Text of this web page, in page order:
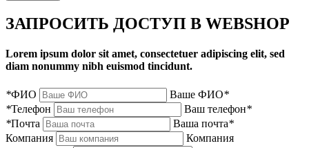
ЗАПРОСИТЬ ДОСТУП В WEBSHOP
Lorem ipsum dolor sit amet, consectetuer adipiscing elit, sed
diam nonummy nibh euismod tincidunt.
*ФИО Ваше ФИО*
*Телефон Ваш телефон*
*Почта Ваша почта*
Компания
Компания